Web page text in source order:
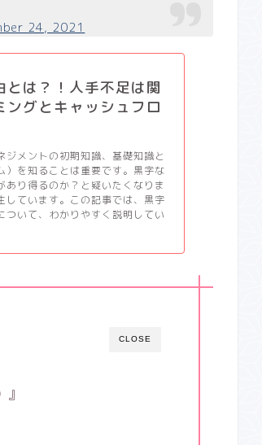
24, 2021
は？！人手不足は関
グとキャッシュフロ
メントの初期知識、基礎知識と
）を知ることは重要です。黒字な
り得るのか？と疑いたくなりま
しています。この記事では、黒字
いて、わかりやすく説明してい
CLOSE